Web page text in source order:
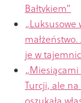
Bałtykiem”
„Luksusowe
je w
„Miesiącami
Turcji, ale